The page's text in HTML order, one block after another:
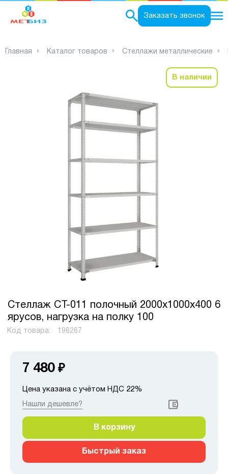
Заказать звонок
Главная Каталог товаров Стеллажи металлические
В наличии
Стеллаж СТ-011 полочный 2000x1000x400 6
ярусов, нагрузка на полку 100
Код товара: 196267
7 480 ₽
Цена указана с учётом НДС 22%
Нашли дешевле?
В корзину
Быстрый заказ